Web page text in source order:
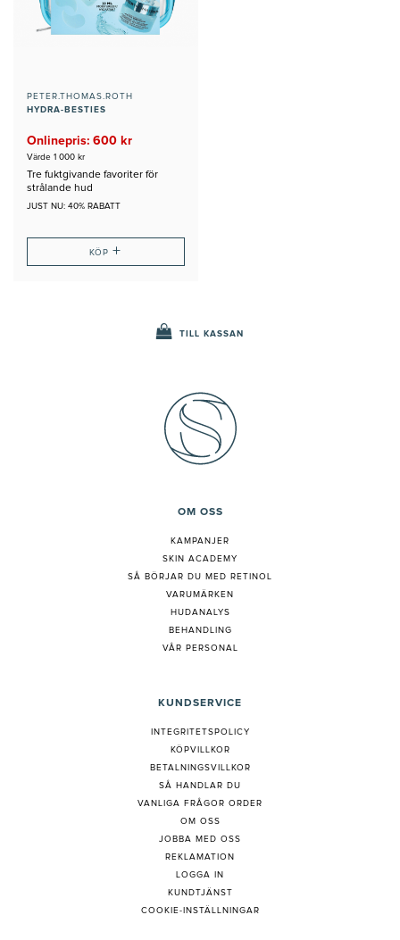
PETER.THOMAS.ROTH
HYDRA-BESTIES
Onlinepris: 600 kr
Värde 1 000 kr
Tre fuktgivande favoriter för
strålande hud
JUST NU: 40% RABATT
KÖP+
TILL KASSAN
OM OSS
KAMPANJER
SKIN ACADEMY
SÅ BÖRJAR DU MED RETINOL
VARUMÄRKEN
HUDANALYS
BEHANDLING
VÅR PERSONAL
KUNDSERVICE
INTEGRITETSPOLICY
KÖPVILLKOR
BETALNINGSVILLKOR
SÅ HANDLAR DU
VANLIGA FRÅGOR ORDER
OM OSS
JOBBA MED OSS
REKLAMATION
LOGGA IN
KUNDTJÄNST
COOKIE-INSTÄLLNINGAR